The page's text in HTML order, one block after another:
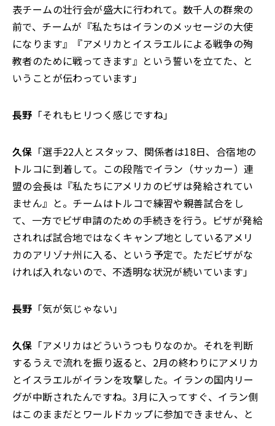
表チームの壮行会が盛大に行われて。数千人の群衆の
前で、チームが『私たちはイランのメッセージの大使
になります』『アメリカとイスラエルによる戦争の殉
教者のために戦ってきます』という誓いを立てた、と
いうことが伝わっています」
長野 「それもヒリつく感じですね」
久保 「選手22人とスタッフ、関係者は18日、合宿地の
トルコに到着して。この段階でイラン（サッカー）連
盟の会長は『私たちにアメリカのビザは発給されてい
ません』と。チームはトルコで練習や親善試合をし
て、一方でビザ申請のための手続きを行う。ビザが発給
されれば試合地ではなくキャンプ地としているアメリ
カのアリゾナ州に入る、という予定で。ただビザがな
ければ入れないので、不透明な状況が続いています」
長野 「気が気じゃない」
久保 「アメリカはどういうつもりなのか。それを判断
するうえで流れを振り返ると、2月の終わりにアメリカ
とイスラエルがイランを攻撃した。イランの国内リー
グが中断されたんですね。3月に入ってすぐ、イラン側
はこのままだとワールドカップに参加できません、と